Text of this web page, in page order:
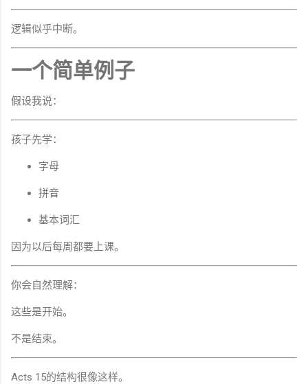
逻辑似乎中断。
一个简单例子
假设我说：
孩子先学：
字母
拼音
基本词汇
因为以后每周都要上课。
你会自然理解：
这些是开始。
不是结束。
Acts 15的结构很像这样。